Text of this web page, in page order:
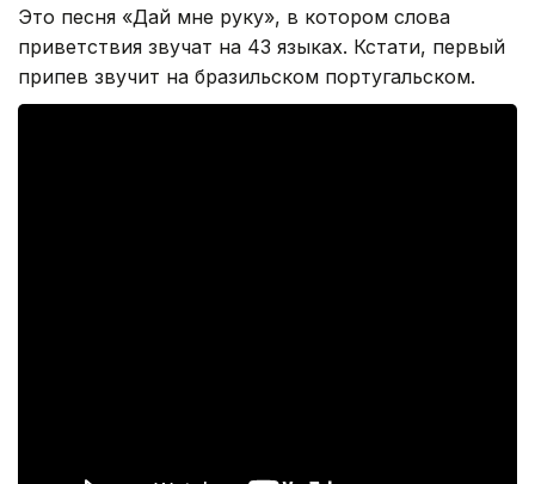
Это песня «Дай мне руку», в котором слова
приветствия звучат на 43 языках. Кстати, первый
припев звучит на бразильском португальском.